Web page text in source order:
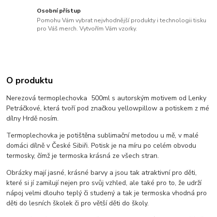
Osobní přístup
Pomohu Vám vybrat nejvhodnější produkty i technologii tisku
pro Váš merch. Vytvořím Vám vzorky.
O produktu
Nerezová termoplechovka 500ml s autorským motivem od Lenky
Petráčkové, která tvoří pod značkou yellowpillow a potiskem z mé
dílny Hrdě nosím.
Termoplechovka je potištěna sublimační metodou u mě, v malé
domáci dílně v České Sibiři. Potisk je na míru po celém obvodu
termosky, čímž je termoska krásná ze všech stran.
Obrázky mají jasné, krásné barvy a jsou tak atraktivní pro děti,
které si jí zamilují nejen pro svůj vzhled, ale také pro to, že udrží
nápoj velmi dlouho teplý či studený a tak je termoska vhodná pro
děti do lesních školek či pro větší děti do školy.